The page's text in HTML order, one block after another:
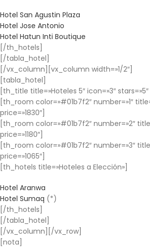
Hotel San Agustin Plaza
Hotel Jose Antonio
Hotel Hatun Inti Boutique
[/th_hotels]
[/tabla_hotel]
[/vx_column][vx_column width=»1/2″]
[tabla_hotel]
[th_title title=»Hoteles 5″ icon=»3″
[th_room color=»#01b7f2″ number=»1″
price=»1830″]
[th_room color=»#01b7f2″ number=»2″
price=»1180″]
[th_room color=»#01b7f2″ number=»3″
price=»1065″]
[th_hotels title=»Hoteles a Elección»]
Hotel Aranwa
Hotel Sumaq (*)
[/th_hotels]
[/tabla_hotel]
[/vx_column][/vx_row]
[nota]